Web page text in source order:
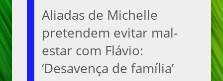
Aliadas de Michelle
pretendem evitar mal-
estar com Flávio:
‘Desavença de família’